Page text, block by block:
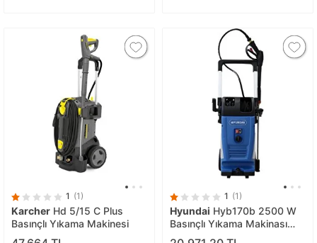
1 (1)
Karcher Hd 5/15 C Plus
Basınçlı Yıkama Makinesi
1 (1)
Hyundai Hyb170b 2500 W
Basınçlı Yıkama Makinası
170 Bar